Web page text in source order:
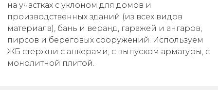
на участках с уклоном для домов и
производственных зданий (из всех видов
материала), бань и веранд, гаражей и ангаров,
пирсов и береговых сооружений. Используем
ЖБ стержни с анкерами, с выпуском арматуры, с
монолитной плитой.